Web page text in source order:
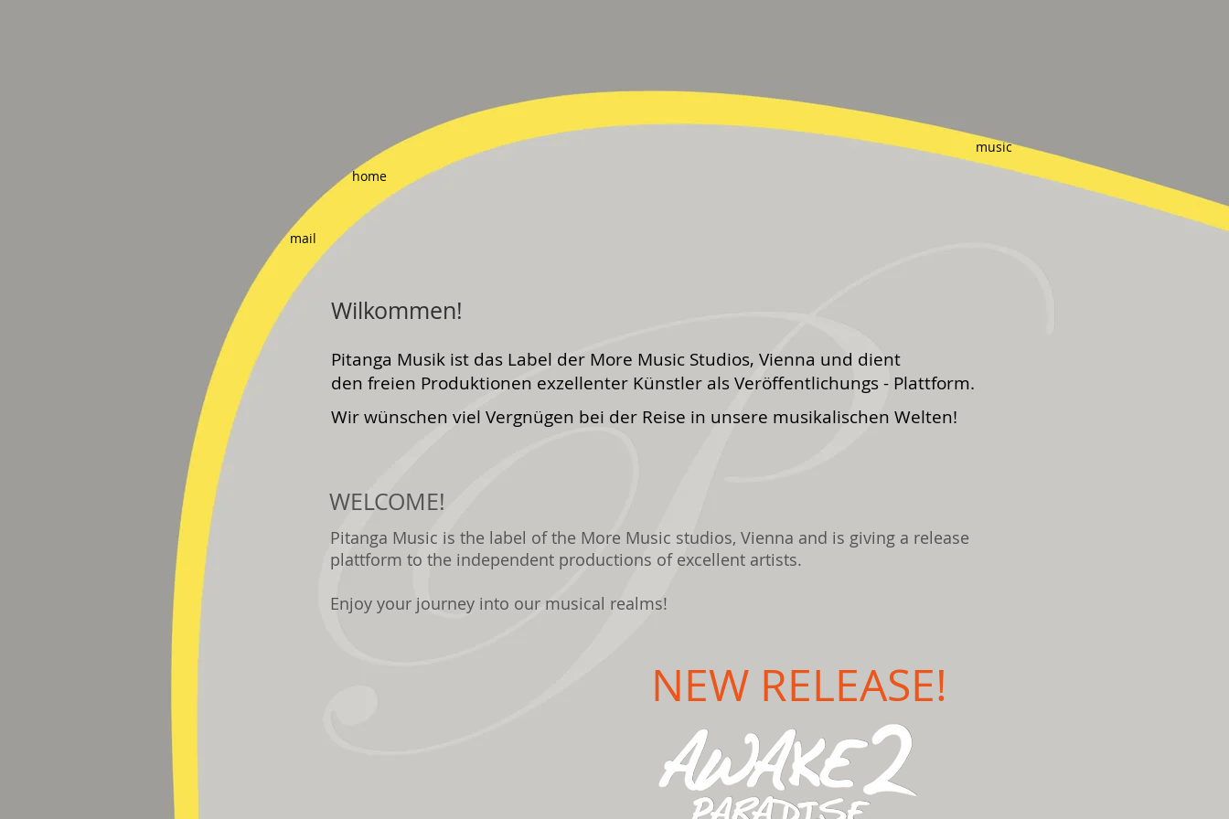
music
home
mail
Wilkommen!
Pitanga Musik ist das Label der More Music Studios, Vienna und dient
den freien Produktionen exzellenter Künstler als Veröffentlichungs - Plattform.
Wir wünschen viel Vergnügen bei der Reise in unsere musikalischen Welten!
WELCOME!
Pitanga Music is the label of the More Music studios, Vienna and is giving a release
plattform to the independent productions of excellent artists.
Enjoy your journey into our musical realms!
NEW RELEASE!